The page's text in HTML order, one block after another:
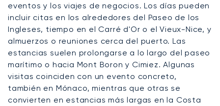
eventos y los viajes de negocios. Los días pueden
incluir citas en los alrededores del Paseo de los
Ingleses, tiempo en el Carré d'Or o el Vieux-Nice, y
almuerzos o reuniones cerca del puerto. Las
estancias suelen prolongarse a lo largo del paseo
marítimo o hacia Mont Boron y Cimiez. Algunas
visitas coinciden con un evento concreto,
también en Mónaco, mientras que otras se
convierten en estancias más largas en la Costa